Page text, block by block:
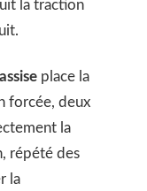
la traction
place la
forcée, deux
la
répété des
la